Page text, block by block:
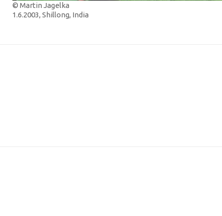
© Martin Jagelka
1.6.2003, Shillong, India